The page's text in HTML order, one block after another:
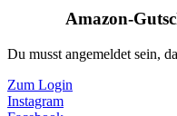
Amazon-
Du musst angemeldet sein,
Zum Login
Instagram